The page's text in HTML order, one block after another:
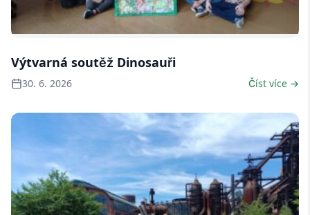
10 fotek
Výtvarná soutěž Dinosauři
30. 6. 2026 Číst více →